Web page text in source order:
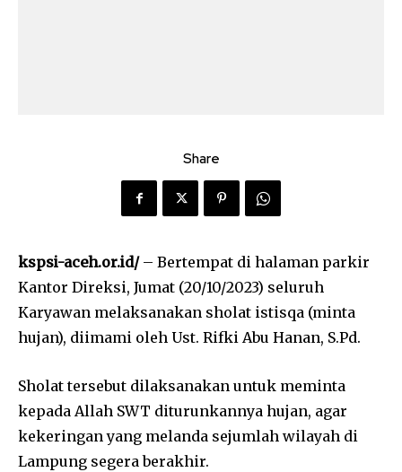
Share
kspsi-aceh.or.id/– Bertempat di halaman parkir
Kantor Direksi, Jumat (20/10/2023) seluruh
Karyawan melaksanakan sholat istisqa (minta
hujan), diimami oleh Ust. Rifki Abu Hanan, S.Pd.
Sholat tersebut dilaksanakan untuk meminta
kepada Allah SWT diturunkannya hujan, agar
kekeringan yang melanda sejumlah wilayah di
Lampung segera berakhir.